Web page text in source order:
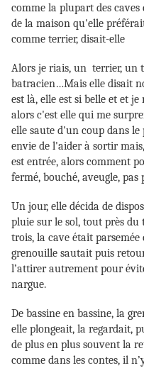
comme la plupart des
de la maison qu'elle
comme terrier, disait-elle
Alors je riais, un terrier, un
batracien…Mais elle disait
est là, elle est si belle et et
alors c'est elle qui me
elle saute d'un coup dans
envie de l'aider à sortir
est entrée, alors comment
fermé, bouché, aveugle,
Un jour, elle décida de
pluie sur le sol, tout près
trois, la cave était
grenouille sautait puis
l’attirer autrement pour
nargue.
De bassine en bassine, la
elle plongeait, la regardait,
de plus en plus souvent la
comme dans les contes, il